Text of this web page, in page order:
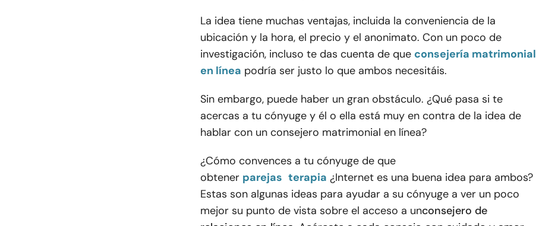
La idea tiene muchas ventajas, incluida la conveniencia de la
ubicación y la hora, el precio y el anonimato. Con un poco de
investigación, incluso te das cuenta de que consejería matrimonial
en línea podría ser justo lo que ambos necesitáis.
Sin embargo, puede haber un gran obstáculo. ¿Qué pasa si te
acercas a tu cónyuge y él o ella está muy en contra de la idea de
hablar con un consejero matrimonial en línea?
¿Cómo convences a tu cónyuge de que
obtener parejas terapia ¿Internet es una buena idea para ambos?
Estas son algunas ideas para ayudar a su cónyuge a ver un poco
mejor su punto de vista sobre el acceso a unconsejero de